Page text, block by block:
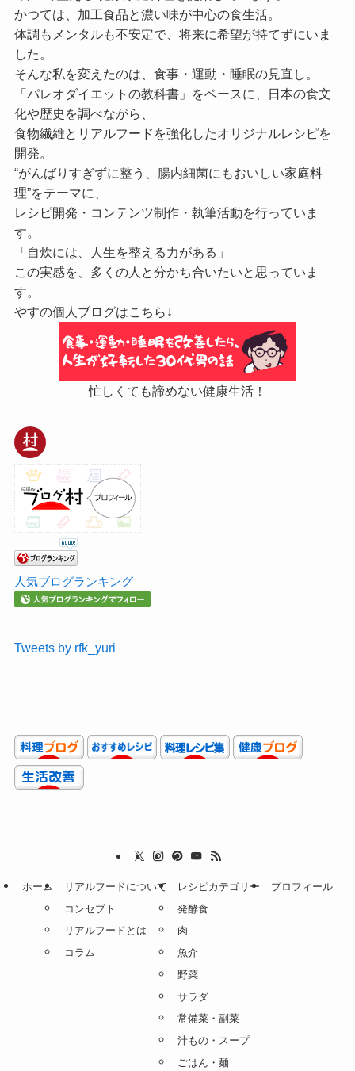
かつては、加工食品と濃い味が中心の食生活。
体調もメンタルも不安定で、将来に希望が持てずにいま
した。
そんな私を変えたのは、食事・運動・睡眠の見直し。
「パレオダイエットの教科書」をベースに、日本の食文
化や歴史を調べながら、
食物繊維とリアルフードを強化したオリジナルレシピを
開発。
“がんばりすぎずに整う、腸内細菌にもおいしい家庭料
理”をテーマに、
レシピ開発・コンテンツ制作・執筆活動を行っていま
す。
「自炊には、人生を整える力がある」
この実感を、多くの人と分かち合いたいと思っていま
す。
やすの個人ブログはこちら↓
忙しくても諦めない健康生活！
人気ブログランキング
Tweets by rfk_yuri
ホーム
リアルフードについて
コンセプト
リアルフードとは
コラム
レシピカテゴリー
発酵食
肉
魚介
野菜
サラダ
常備菜・副菜
汁もの・スープ
ごはん・麺
プロフィール